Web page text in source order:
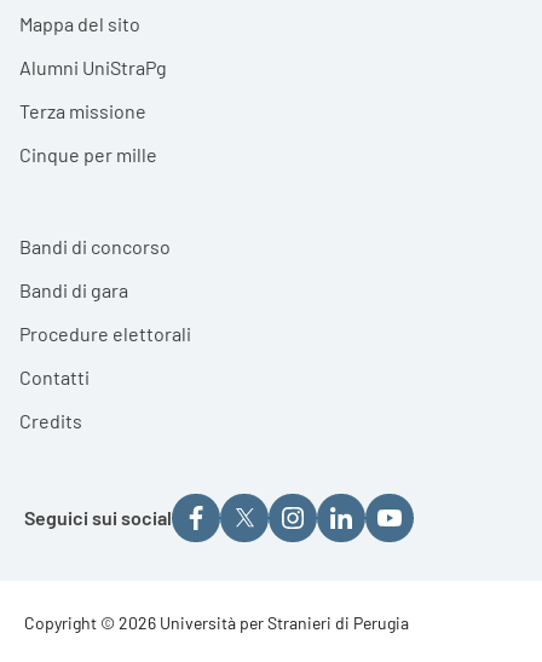
Mappa del sito
Alumni UniStraPg
Terza missione
Cinque per mille
Bandi di concorso
Bandi di gara
Procedure elettorali
Contatti
Credits
Seguici sui social
Footer - Copyright
Copyright © 2026 Università per Stranieri di Perugia